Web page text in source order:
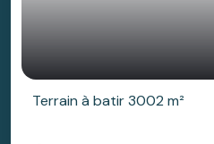
Terrain à batir 3002 m²